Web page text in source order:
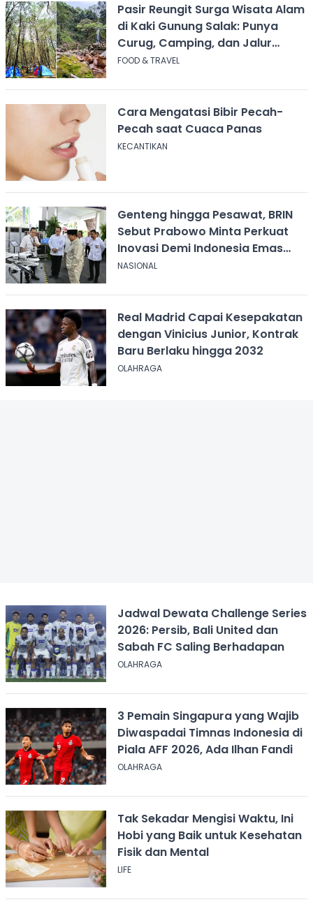
Pasir Reungit Surga Wisata Alam
di Kaki Gunung Salak: Punya
Curug, Camping, dan Jalur
Pendakian
FOOD & TRAVEL
Cara Mengatasi Bibir Pecah-
Pecah saat Cuaca Panas
KECANTIKAN
Genteng hingga Pesawat, BRIN
Sebut Prabowo Minta Perkuat
Inovasi Demi Indonesia Emas
2045
NASIONAL
Real Madrid Capai Kesepakatan
dengan Vinicius Junior, Kontrak
Baru Berlaku hingga 2032
OLAHRAGA
Jadwal Dewata Challenge Series
2026: Persib, Bali United dan
Sabah FC Saling Berhadapan
OLAHRAGA
3 Pemain Singapura yang Wajib
Diwaspadai Timnas Indonesia di
Piala AFF 2026, Ada Ilhan Fandi
OLAHRAGA
Tak Sekadar Mengisi Waktu, Ini
Hobi yang Baik untuk Kesehatan
Fisik dan Mental
LIFE